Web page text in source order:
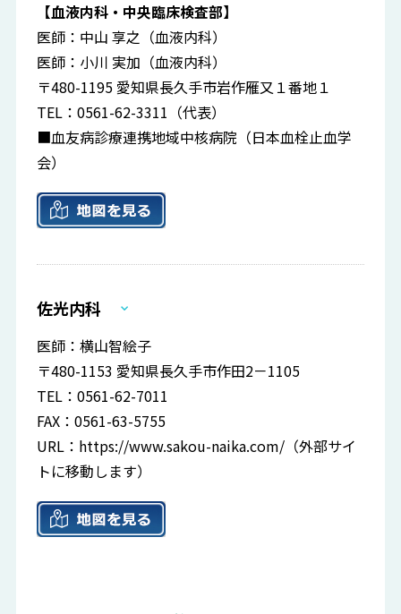
【血液内科・中央臨床検査部】
医師：中山 享之（血液内科）
医師：小川 実加（血液内科）
〒480-1195 愛知県長久手市岩作雁又１番地１
TEL：0561-62-3311（代表）
■血友病診療連携地域中核病院（日本血栓止血学
会）
佐光内科
医師：横山智絵子
〒480-1153 愛知県長久手市作田2－1105
TEL：0561-62-7011
FAX：0561-63-5755
URL： https://www.sakou-naika.com/ （外部サイ
トに移動します）